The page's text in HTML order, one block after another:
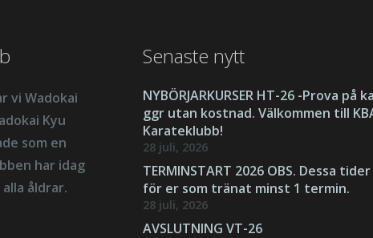
vi Wadokai
Kyu
som en
har idag
åldrar.
Senaste nytt
NYBÖRJARKURSER HT-26 -Prova på
ggr utan kostnad. Välkommen till
Karateklubb!
28 juli, 2026
TERMINSTART 2026 OBS. Dessa
för er som tränat minst 1 termin.
28 juli, 2026
AVSLUTNING VT-26